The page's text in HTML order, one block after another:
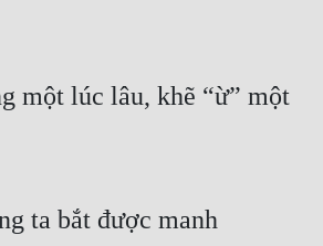
một lúc lâu, khẽ “ừ” một
ta bắt được manh